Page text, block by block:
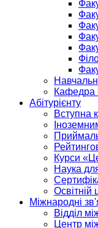
Кафедра
Абітурієнту
Вступна
Курси
Наука
Освітній
Міжнародні
Відділ
Центр